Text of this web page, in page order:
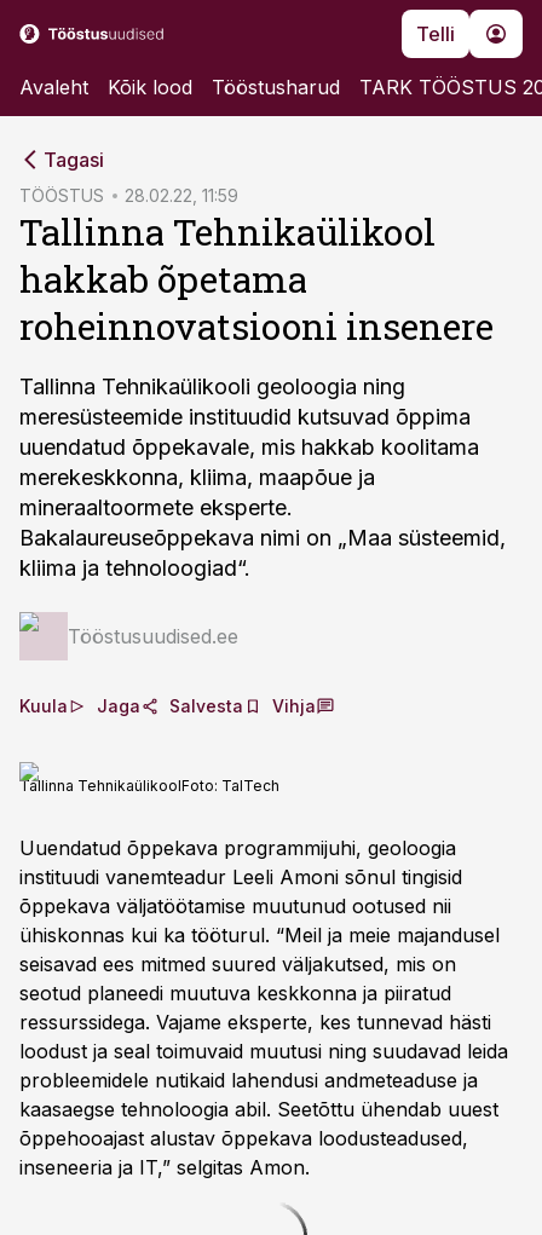
Telli
Avaleht Kõik lood Tööstusharud TARK TÖÖSTUS
Tagasi
TÖÖSTUS 28.02.22, 11:59
Tallinna Tehnikaülikool
hakkab õpetama
roheinnovatsiooni insenere
Tallinna Tehnikaülikooli geoloogia ning
meresüsteemide instituudid kutsuvad õppima
uuendatud õppekavale, mis hakkab koolitama
merekeskkonna, kliima, maapõue ja
mineraaltoormete eksperte.
Bakalaureuseõppekava nimi on „Maa süsteemid,
kliima ja tehnoloogiad“.
Tööstusuudised.ee
Kuula Jaga Salvesta Vihja
Tallinna TehnikaülikoolFoto: TalTech
Uuendatud õppekava programmijuhi, geoloogia
instituudi vanemteadur Leeli Amoni sõnul tingisid
õppekava väljatöötamise muutunud ootused nii
ühiskonnas kui ka tööturul. “Meil ja meie majandusel
seisavad ees mitmed suured väljakutsed, mis on
seotud planeedi muutuva keskkonna ja piiratud
ressurssidega. Vajame eksperte, kes tunnevad hästi
loodust ja seal toimuvaid muutusi ning suudavad leida
probleemidele nutikaid lahendusi andmeteaduse ja
kaasaegse tehnoloogia abil. Seetõttu ühendab uuest
õppehooajast alustav õppekava loodusteadused,
inseneeria ja IT,” selgitas Amon.